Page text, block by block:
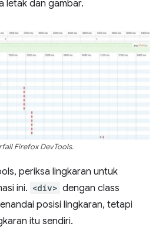
letak dan gambar.
Firefox DevTools.
periksa lingkaran untuk
ini. <div> dengan class
posisi lingkaran, tetapi
itu sendiri.